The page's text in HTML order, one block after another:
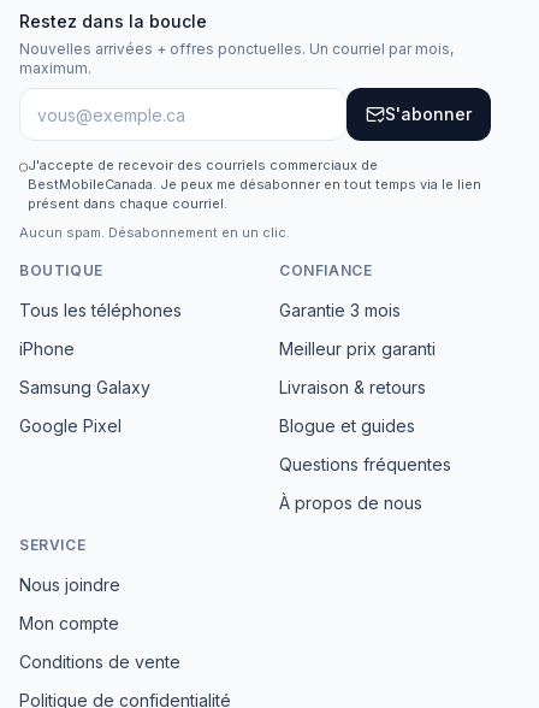
Restez dans la boucle
Nouvelles arrivées + offres ponctuelles. Un courriel par mois,
maximum.
S'abonner
J'accepte de recevoir des courriels commerciaux de
BestMobileCanada. Je peux me désabonner en tout temps via le lien
présent dans chaque courriel.
Aucun spam. Désabonnement en un clic.
BOUTIQUE
Tous les téléphones
iPhone
Samsung Galaxy
Google Pixel
CONFIANCE
Garantie 3 mois
Meilleur prix garanti
Livraison & retours
Blogue et guides
Questions fréquentes
À propos de nous
SERVICE
Nous joindre
Mon compte
Conditions de vente
Politique de confidentialité